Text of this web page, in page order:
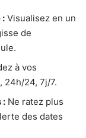
: Visualisez en un
de
à vos
24h/24, 7j/7.
: Ne ratez plus
des dates